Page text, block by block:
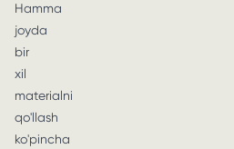
Hamma
joyda
bir
xil
materialni
qo'llash
ko'pincha